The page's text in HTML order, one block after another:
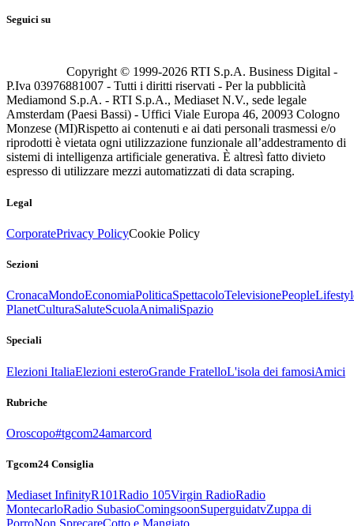
Seguici su
Copyright © 1999-2026 RTI S.p.A. Business Digital -
P.Iva 03976881007 - Tutti i diritti riservati - Per la pubblicità
Mediamond S.p.A. - RTI S.p.A., Mediaset N.V., sede legale
Amsterdam (Paesi Bassi) - Uffici Viale Europa 46, 20093 Cologno
Monzese (MI)Rispetto ai contenuti e ai dati personali trasmessi e/o
riprodotti è vietata ogni utilizzazione funzionale all’addestramento di
sistemi di intelligenza artificiale generativa. È altresì fatto divieto
espresso di utilizzare mezzi automatizzati di data scraping.
Legal
CorporatePrivacy PolicyCookie Policy
Sezioni
CronacaMondoEconomiaPoliticaSpettacoloTelevisionePeople
PlanetCulturaSaluteScuolaAnimaliSpazio
Speciali
Elezioni ItaliaElezioni esteroGrande FratelloL'isola dei famosiAmici
Rubriche
Oroscopo#tgcom24amarcord
Tgcom24 Consiglia
Mediaset InfinityR101Radio 105Virgin RadioRadio
MontecarloRadio SubasioComingsoonSuperguidatvZuppa di